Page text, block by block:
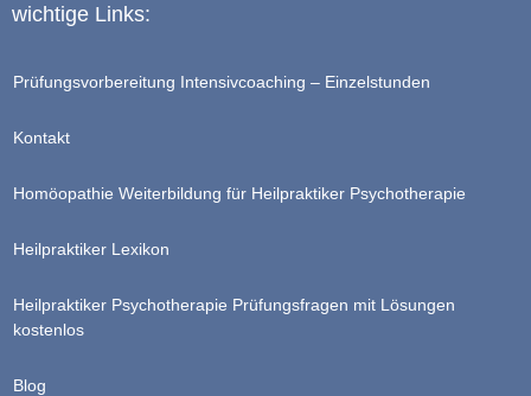
wichtige Links:
Prüfungsvorbereitung Intensivcoaching – Einzelstunden
Kontakt
Homöopathie Weiterbildung für Heilpraktiker Psychotherapie
Heilpraktiker Lexikon
Heilpraktiker Psychotherapie Prüfungsfragen mit Lösungen
kostenlos
Blog